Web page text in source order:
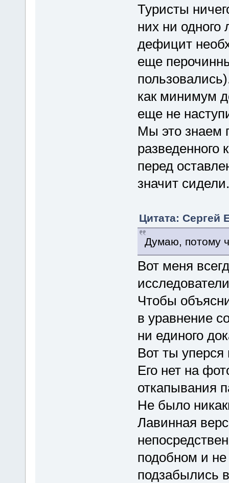
Туристы
них ни одного
дефицит
еще
как минимум
еще не
Мы это знаем
разведенного
перед
значит сидели.
Цитата: Сергей
Думаю, потому
Вот меня
Чтобы
в уравнение
ни единого
Вот ты уперся
Его нет на
откапывания
Не было
Лавинная
подобном и не
подзабылись